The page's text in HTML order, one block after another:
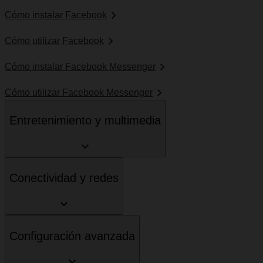
Cómo instalar Facebook
Cómo utilizar Facebook
Cómo instalar Facebook Messenger
Cómo utilizar Facebook Messenger
Entretenimiento y multimedia
Conectividad y redes
Configuración avanzada